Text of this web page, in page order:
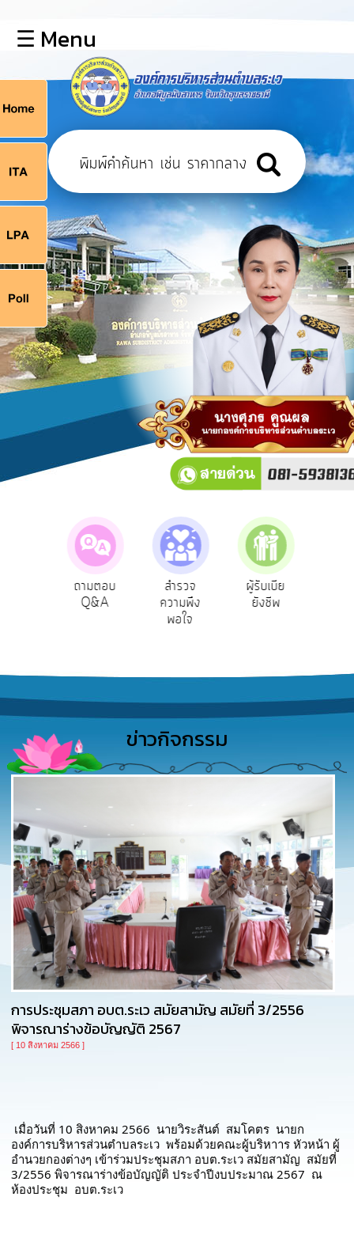
หลัก
ข้อมูล
พื้น
ฐาน
บุคลากร
แผน
ยุทธศาสตร์
ข่าวสาร
กิจการ
สภา
บริการ
ข้อมูล
เปิด
ข้อมูล
สาธารณะ
รู้
การ
งาน
การ
บริการ
แผนการ
ใช้
จ่าย
งบ
ประมาณ
ประจำ
ปี
การ
บริหาร
และ
พัฒนา
ทรัพยากร
บุคคล
ซื้อ
จัด
จ้าง
การ
☰ Menu
ประเมินภาษี
ข่าวกิจกรรม
การประชุมสภา อบต.ระเว สมัยสามัญ สมัยที่ 3/2556
พิจารณาร่างข้อบัญญัติ 2567
[ 10 สิงหาคม 2566 ]
องค์การบริหารส่วนตำบลระเว  พร้อมด้วยคณะผู้บริหาาร หัวหน้า ผู้
อำนวยกองต่างๆ เข้าร่วมประชุมสภา อบต.ระเว สมัยสามัญ  สมัยที่
3/2556 พิจารณาร่างข้อบัญญัติ ประจำปีงบประมาณ 2567  ณ
ห้องประชุม  อบต.ระเว